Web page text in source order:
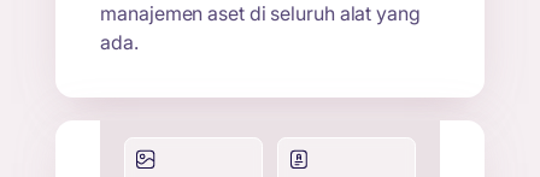
manajemen aset di seluruh alat yang
ada.